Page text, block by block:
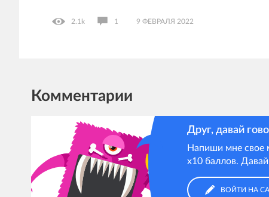
2.1k 1 9 ФЕВРАЛЯ 2022
Комментарии
Друг, давай
Напиши мне свое
х10 баллов.
ВОЙТИ НА